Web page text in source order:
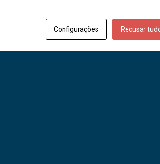
Configurações Recusar